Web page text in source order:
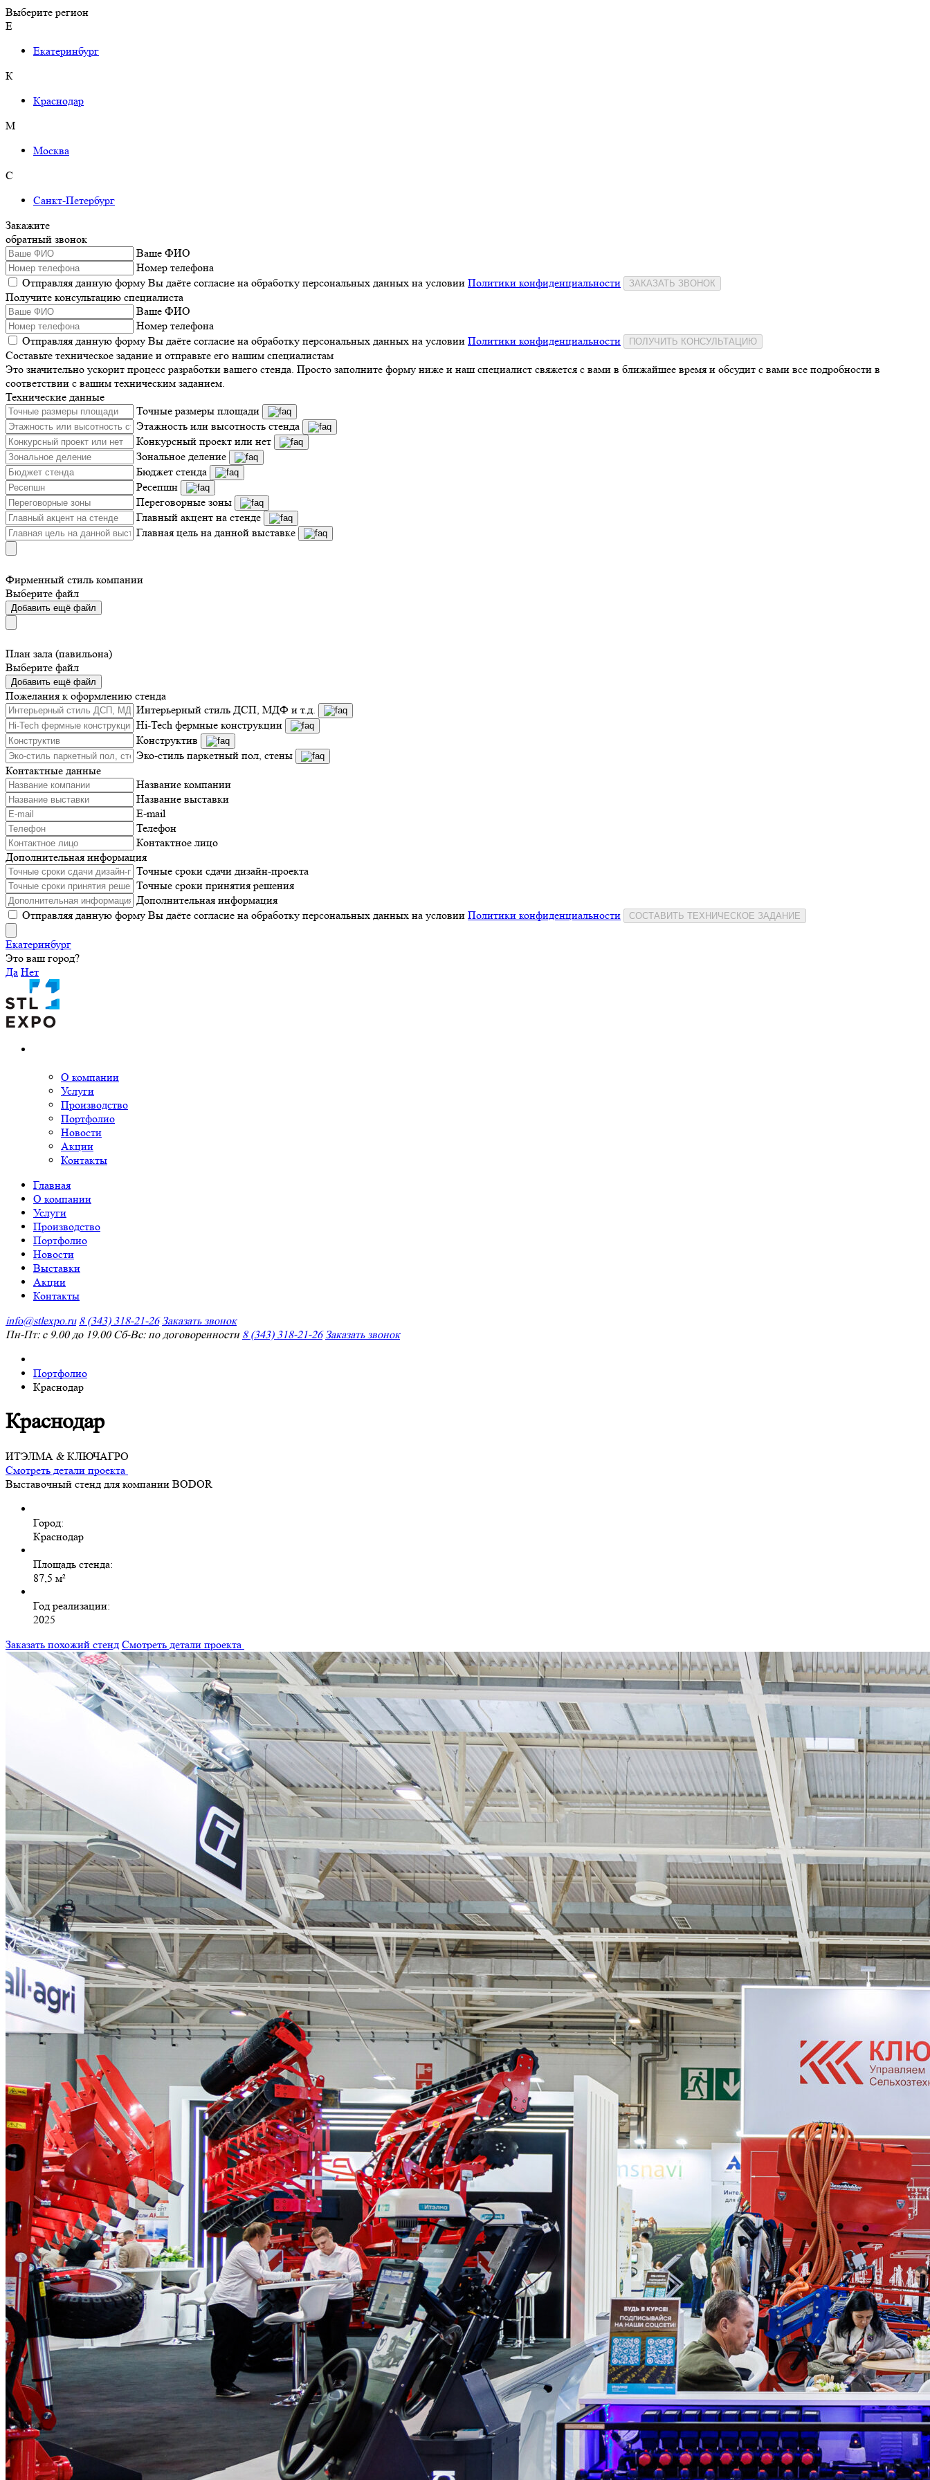
Выберите регион
Е
Екатеринбург
К
Краснодар
М
Москва
С
Санкт-Петербург
Закажите
обратный звонок
Ваше ФИО
Номер телефона
Отправляя данную форму Вы даёте согласие на обработку персональных данных на условии Политики конфиденциальности ЗАКАЗАТЬ ЗВОНОК
Получите консультацию специалиста
Ваше ФИО
Номер телефона
Отправляя данную форму Вы даёте согласие на обработку персональных данных на условии Политики конфиденциальности ПОЛУЧИТЬ КОНСУЛЬТАЦИЮ
Составьте техническое задание и отправьте его нашим специалистам
Это значительно ускорит процесс разработки вашего стенда. Просто заполните форму ниже и наш специалист свяжется с вами в ближайшее время и обсудит с вами все подробности в
соответствии с вашим техническим заданием.
Технические данные
Точные размеры площади
Этажность или высотность стенда
Конкурсный проект или нет
Зональное деление
Бюджет стенда
Ресепшн
Переговорные зоны
Главный акцент на стенде
Главная цель на данной выставке
Фирменный стиль компании
Выберите файл
Добавить ещё файл
План зала (павильона)
Выберите файл
Добавить ещё файл
Пожелания к оформлению стенда
Интерьерный стиль ДСП, МДФ и т.д.
Hi-Tech фермные конструкции
Конструктив
Эко-стиль паркетный пол, стены
Контактные данные
Название компании
Название выставки
E-mail
Телефон
Контактное лицо
Дополнительная информация
Точные сроки сдачи дизайн-проекта
Точные сроки принятия решения
Дополнительная информация
Отправляя данную форму Вы даёте согласие на обработку персональных данных на условии Политики конфиденциальности СОСТАВИТЬ ТЕХНИЧЕСКОЕ ЗАДАНИЕ
Екатеринбург
Это ваш город?
Да Нет
О компании
Услуги
Производство
Портфолио
Новости
Акции
Контакты
Главная
О компании
Услуги
Производство
Портфолио
Новости
Выставки
Акции
Контакты
info@stlexpo.ru 8 (343) 318-21-26 Заказать звонок
Пн-Пт: с 9.00 до 19.00 Сб-Вс: по договоренности 8 (343) 318-21-26 Заказать звонок
Портфолио
Краснодар
Краснодар
ИТЭЛМА & КЛЮЧАГРО
Смотреть детали проекта
Выставочный стенд для компании BODOR
Город:
Краснодар
Площадь стенда:
87,5 м²
Год реализации:
2025
Заказать похожий стенд Смотреть детали проекта